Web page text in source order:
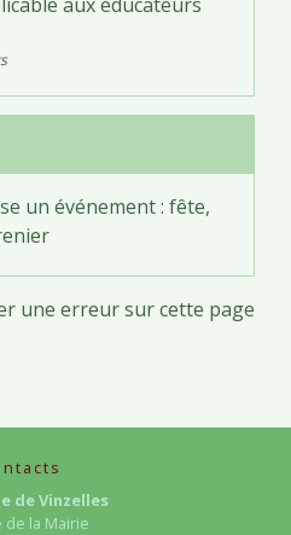
un événement : fête,
une erreur sur cette page
de Vinzelles
de la Mairie